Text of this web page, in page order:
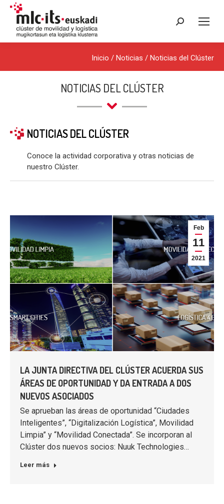
Buscar:
Inicio / Noticias / Noticias del Clúster
NOTICIAS DEL CLÚSTER
NOTICIAS DEL CLÚSTER
Conoce la actividad corporativa y otras noticias de
nuestro Clúster.
Feb
11
2021
LA JUNTA DIRECTIVA DEL CLÚSTER ACUERDA SUS
ÁREAS DE OPORTUNIDAD Y DA ENTRADA A DOS
NUEVOS ASOCIADOS
Se aprueban las áreas de oportunidad “Ciudades
Inteligentes”, “Digitalización Logística”, Movilidad
Limpia” y “Movilidad Conectada”. Se incorporan al
Clúster dos nuevos socios: Nuuk Technologies…
Leer más